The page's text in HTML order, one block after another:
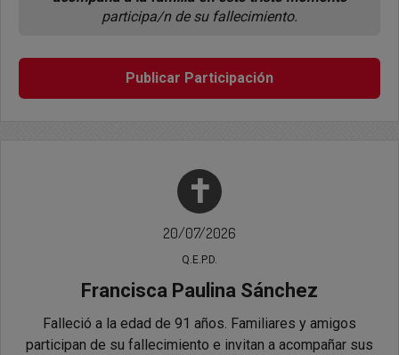
participa/n de su fallecimiento.
Publicar Participación
✝
20/07/2026
Q.E.P.D.
Francisca Paulina Sánchez
Falleció a la edad de 91 años. Familiares y amigos
participan de su fallecimiento e invitan a acompañar sus